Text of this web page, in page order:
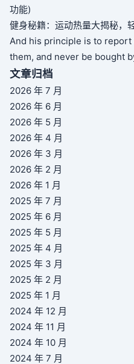
功能)
健身秘籍：运动热量大揭秘，
And his principle is to
them, and never be bought
文章归档
2026 年 7 月
2026 年 6 月
2026 年 5 月
2026 年 4 月
2026 年 3 月
2026 年 2 月
2026 年 1 月
2025 年 7 月
2025 年 6 月
2025 年 5 月
2025 年 4 月
2025 年 3 月
2025 年 2 月
2025 年 1 月
2024 年 12 月
2024 年 11 月
2024 年 10 月
2024 年 7 月